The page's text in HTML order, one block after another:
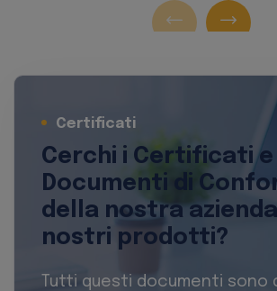
Certificati
Cerchi i Certificati e
Documenti di
della nostra
nostri prodotti?
Tutti questi documenti sono